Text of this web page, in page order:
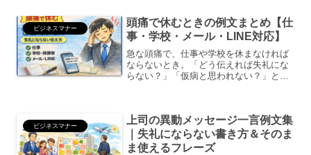
は、メールで「役職...
ビジネスマナー
頭痛で休むときの例文まとめ【仕
事・学校・メール・LINE対応】
急な頭痛で、仕事や学校を休まなければ
ならないとき。「どう伝えれば失礼にな
らない？」「仮病と思われない？」と悩
ール・電話・LINE・学...
ビジネスマナー
上司の異動メッセージ一言例文集
｜失礼にならない書き方＆そのま
ま使えるフレーズ